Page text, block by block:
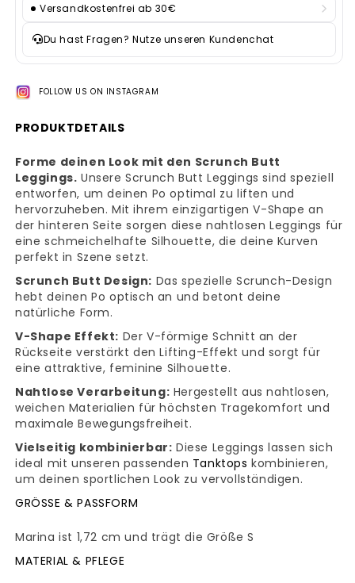
Versandkostenfrei ab 30€
Du hast Fragen? Nutze unseren Kundenchat
FOLLOW US ON INSTAGRAM
PRODUKTDETAILS
Forme deinen Look mit den Scrunch Butt
Leggings. Unsere Scrunch Butt Leggings sind speziell
entworfen, um deinen Po optimal zu liften und
hervorzuheben. Mit ihrem einzigartigen V-Shape an
der hinteren Seite sorgen diese nahtlosen Leggings für
eine schmeichelhafte Silhouette, die deine Kurven
perfekt in Szene setzt.
Scrunch Butt Design: Das spezielle Scrunch-Design
hebt deinen Po optisch an und betont deine
natürliche Form.
V-Shape Effekt: Der V-förmige Schnitt an der
Rückseite verstärkt den Lifting-Effekt und sorgt für
eine attraktive, feminine Silhouette.
Nahtlose Verarbeitung: Hergestellt aus nahtlosen,
weichen Materialien für höchsten Tragekomfort und
maximale Bewegungsfreiheit.
Vielseitig kombinierbar: Diese Leggings lassen sich
ideal mit unseren passenden Tanktopskombinieren,
um deinen sportlichen Look zu vervollständigen.
GRÖSSE & PASSFORM
Marina ist 1,72 cm und trägt die Größe S
MATERIAL & PFLEGE